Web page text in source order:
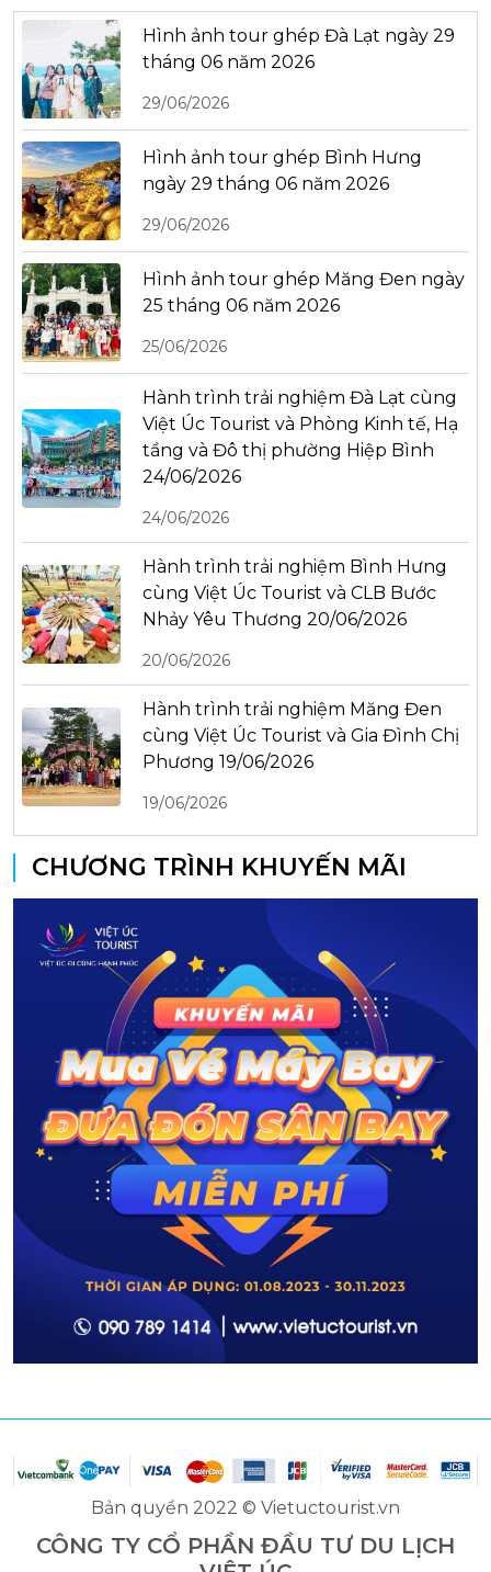
Hình ảnh tour ghép Đà Lạt ngày 29
tháng 06 năm 2026
29/06/2026
Hình ảnh tour ghép Bình Hưng
ngày 29 tháng 06 năm 2026
29/06/2026
Hình ảnh tour ghép Măng Đen ngày
25 tháng 06 năm 2026
25/06/2026
Hành trình trải nghiệm Đà Lạt cùng
Việt Úc Tourist và Phòng Kinh tế, Hạ
tầng và Đô thị phường Hiệp Bình
24/06/2026
24/06/2026
Hành trình trải nghiệm Bình Hưng
cùng Việt Úc Tourist và CLB Bước
Nhảy Yêu Thương 20/06/2026
20/06/2026
Hành trình trải nghiệm Măng Đen
cùng Việt Úc Tourist và Gia Đình Chị
Phương 19/06/2026
19/06/2026
CHƯƠNG TRÌNH KHUYẾN MÃI
Bản quyền 2022 © Vietuctourist.vn
CÔNG TY CỔ PHẦN ĐẦU TƯ DU LỊCH